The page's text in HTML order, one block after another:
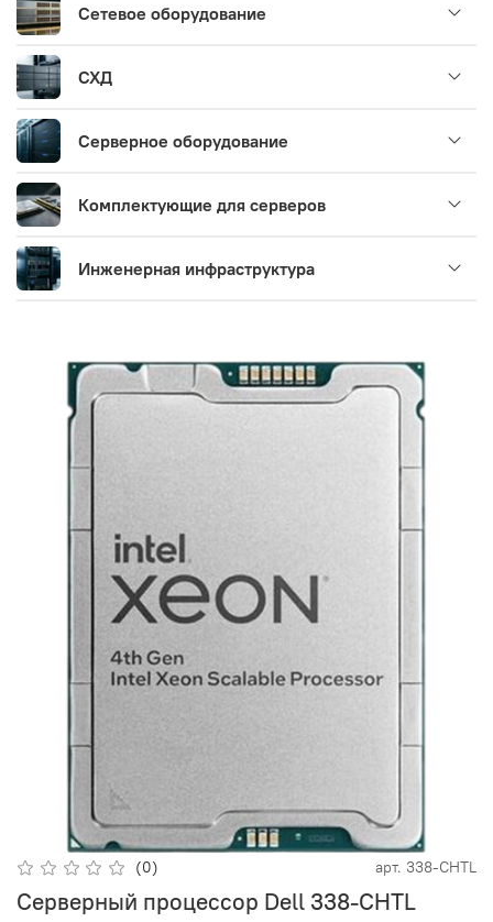
Сетевое оборудование
СХД
Серверное оборудование
Комплектующие для серверов
Инженерная инфраструктура
(0) арт. 338-CHTL
Серверный процессор Dell 338-CHTL